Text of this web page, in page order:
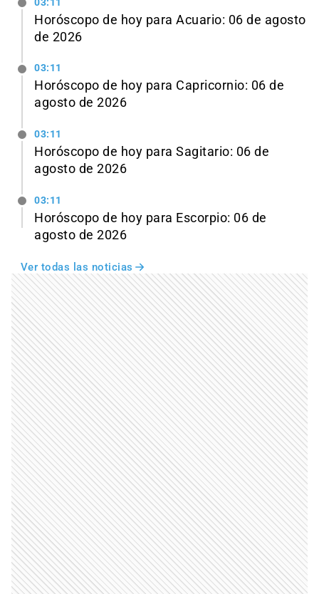
Horóscopo de hoy para Acuario: 06 de agosto
de 2026
03:11
Horóscopo de hoy para Capricornio: 06 de
agosto de 2026
03:11
Horóscopo de hoy para Sagitario: 06 de
agosto de 2026
03:11
Horóscopo de hoy para Escorpio: 06 de
agosto de 2026
Ver todas las noticias